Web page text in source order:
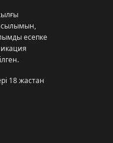
есепке
18 жастан